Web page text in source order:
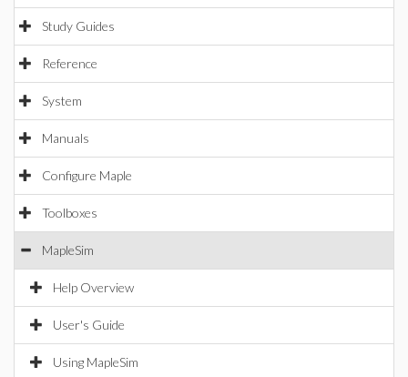
Study Guides
Reference
System
Manuals
Configure Maple
Toolboxes
MapleSim
Help Overview
User's Guide
Using MapleSim